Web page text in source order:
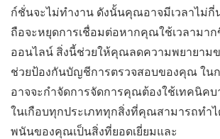
ก์ชั่นจะไม่ทำงาน ดังนั้นคุณอาจมีเวลาไม่
ถือจะหยุดการเชื่อมต่อหากคุณใช้เวลามา
ออนไลน์ สิ่งนี้ช่วยให้คุณลดความพยายาม
ช่วยป้องกันบัญชีการตรวจสอบของคุณ ใ
อาจจะกำจัดการจัดการคุณต้องใช้เทคนิคบ
ในเกือบทุกประเภททุกสิ่งที่คุณสามารถทำไ
พนันของคุณเป็นสิ่งที่ยอดเยี่ยมและ